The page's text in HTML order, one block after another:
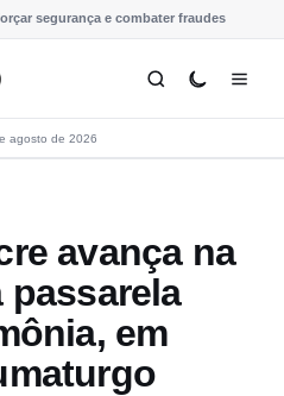
segurança e combater fraudes
agosto de 2026
avança na
em